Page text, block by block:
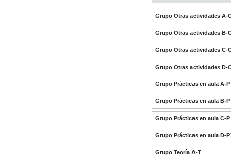
Grupo Otras actividades A-
Grupo Otras actividades B-
Grupo Otras actividades C-
Grupo Otras actividades D-
Grupo Prácticas en aula A-P
Grupo Prácticas en aula B-P
Grupo Prácticas en aula C-P
Grupo Prácticas en aula D-
Grupo Teoría A-T